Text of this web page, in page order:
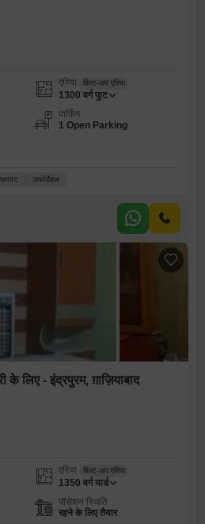
एरिया बिल्ट-अप एरिया
1300 वर्ग फुट
पार्किंग
1 Open Parking
अफोर्डेबल
के लिए - इंद्रपुरम, ग़ाज़ियाबाद
एरिया बिल्ट-अप एरिया
1350 वर्ग यार्ड
पॉसेशन स्थिति
रहने के लिए तैयार